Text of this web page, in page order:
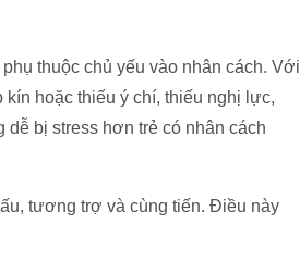
thuộc chủ yếu vào nhân cách. Với
hoặc thiếu ý chí, thiếu nghị lực,
dễ bị stress hơn trẻ có nhân cách
tương trợ và cùng tiến. Điều này